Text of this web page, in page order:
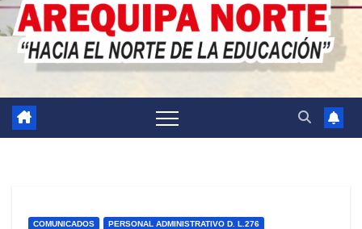
COMUNICADOS PERSONAL ADMINISTRATIVO D. L.276